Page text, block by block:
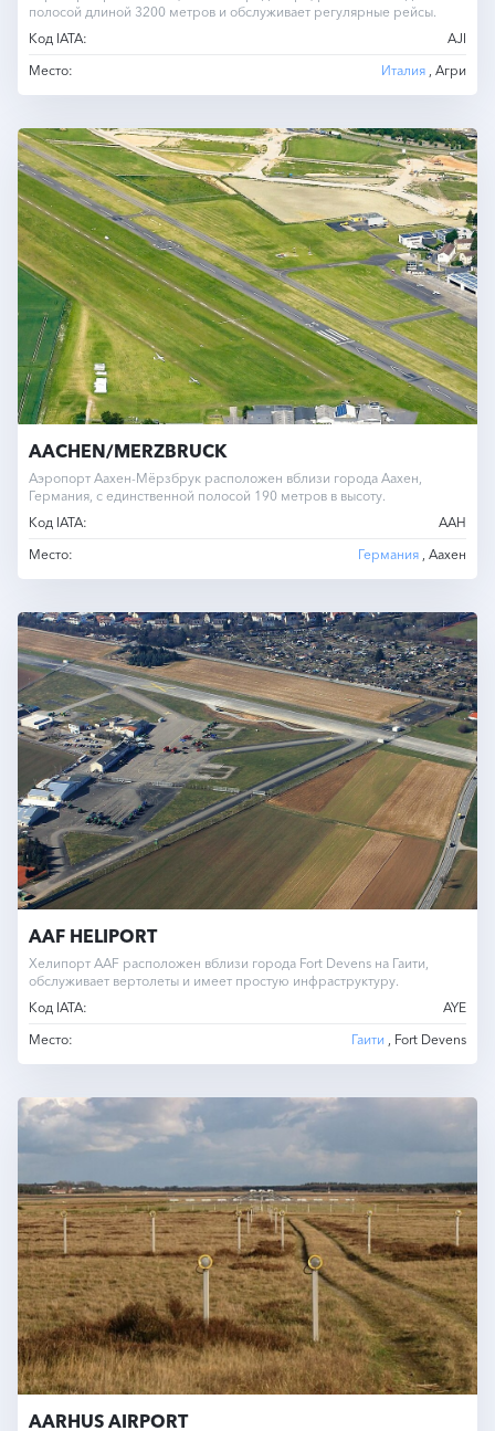
полосой длиной 3200 метров и обслуживает регулярные рейсы.
Код IATA:
AJI
Место:
Италия , Агри
AACHEN/MERZBRUCK
Аэропорт Аахен-Мёрзбрук расположен вблизи города Аахен,
Германия, с единственной полосой 190 метров в высоту.
Код IATA:
AAH
Место:
Германия , Аахен
AAF HELIPORT
Хелипорт AAF расположен вблизи города Fort Devens на Гаити,
обслуживает вертолеты и имеет простую инфраструктуру.
Код IATA:
AYE
Место:
Гаити , Fort Devens
AARHUS AIRPORT